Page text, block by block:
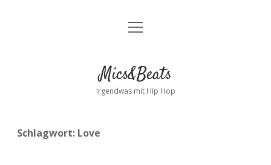
Kontakt
facebookinstagram
bandcamp
spotify
Menü
Mics&Beats
Irgendwas mit Hip Hop
Schlagwort: Love